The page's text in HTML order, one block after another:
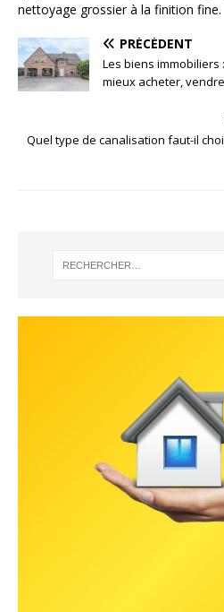
nettoyage grossier à la finition fine.
PRÉCÉDENT
Les biens
mieux acheter,
Quel type de canalisation faut-il